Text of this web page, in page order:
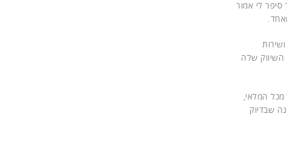
לי אמור
ושירות
את אסטרטגיית השיווק שלה
איתי, מעל 140. זה משאב יקר יותר מכל המלאי,
שבדיוק